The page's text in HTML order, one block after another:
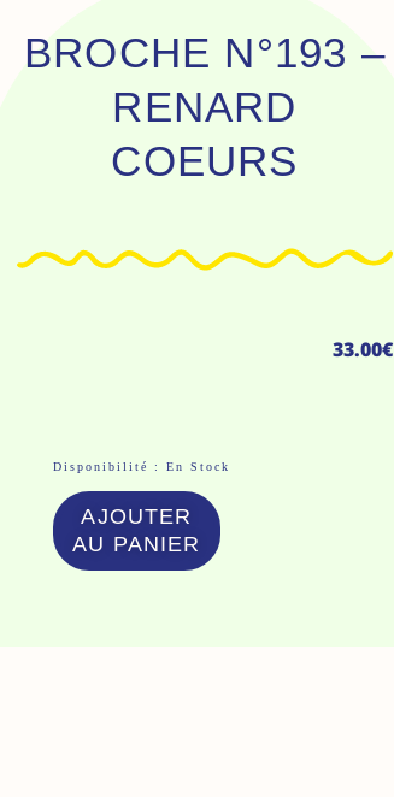
BROCHE N°193 –
RENARD
COEURS
33.00€
Disponibilité : En Stock
De
Broche
N°193
AJOUTER
AU PANIER